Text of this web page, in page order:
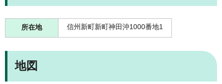
所在地 信州新町新町神田沖1000番地1
地図